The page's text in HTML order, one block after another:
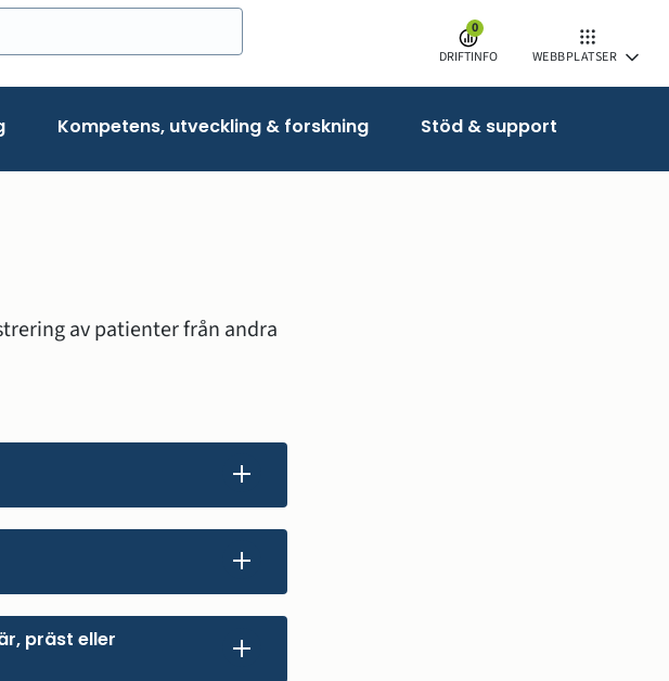
0
DRIFTINFO
WEBBPLATSER
Kompetens, utveckling & forskning Stöd & support
av patienter från andra
präst eller